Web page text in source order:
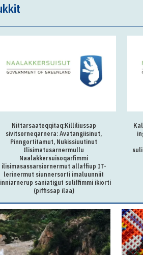
Nittarsaateqqitaq:Killiliussap
sivitsorneqarnera: Avatangiisinut,
Pinngortitamut, Nukissiuutinut
Ilisimatusarnermullu
Naalakkersuisoqarfimmi
ilisimasassarsiornermut allaffiup IT-
lerinermut siunnersorti imaluunniit
saniatigut suliffimmi ikiorti
(piffissap ilaa)